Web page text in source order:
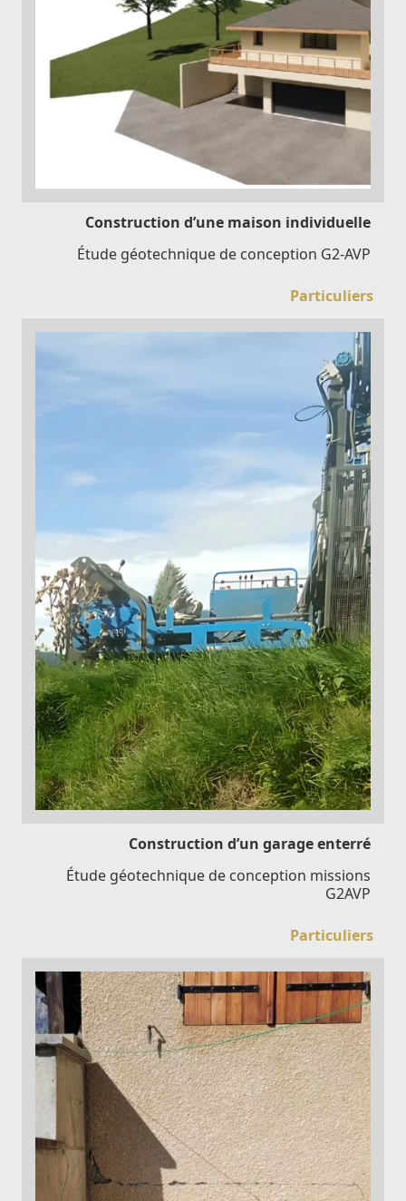
Construction d’une maison individuelle
Étude géotechnique de conception G2-AVP
Particuliers
Construction d’un garage enterré
Étude géotechnique de conception missions
G2AVP
Particuliers